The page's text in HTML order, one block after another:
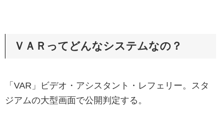
ＶＡＲってどんなシステムなの？
「VAR」ビデオ・アシスタント・レフェリー。スタ
ジアムの大型画面で公開判定する。